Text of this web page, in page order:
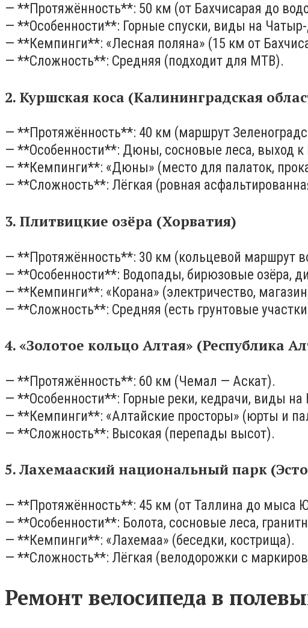
— **Протяжённость**: 50 км (от Бахчисарая до
— **Особенности**: Горные спуски, виды на
— **Кемпинги**: «Лесная поляна» (15 км от
— **Сложность**: Средняя (подходит для МТВ).
2. Куршская коса (Калининградская
— **Протяжённость**: 40 км (маршрут
— **Особенности**: Дюны, сосновые леса, выход
— **Кемпинги**: «Дюны» (место для палаток,
— **Сложность**: Лёгкая (ровная
3. Плитвицкие озёра (Хорватия)
— **Протяжённость**: 30 км (кольцевой маршрут
— **Особенности**: Водопады, бирюзовые озёра,
— **Кемпинги**: «Корана» (электричество,
— **Сложность**: Средняя (есть грунтовые
4. «Золотое кольцо Алтая» (Республика
— **Протяжённость**: 60 км (Чемал — Аскат).
— **Особенности**: Горные реки, кедрачи, виды на
— **Кемпинги**: «Алтайские просторы» (юрты и
— **Сложность**: Высокая (перепады высот).
5. Лахемааский национальный парк
— **Протяжённость**: 45 км (от Таллина до мыса
— **Особенности**: Болота, сосновые леса,
— **Кемпинги**: «Лахемаа» (беседки, кострища).
— **Сложность**: Лёгкая (велодорожки с
Ремонт велосипеда в